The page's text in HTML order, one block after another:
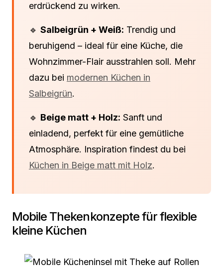
erdrückend zu wirken.
🔹 Salbeigrün + Weiß: Trendig und
beruhigend – ideal für eine Küche, die
Wohnzimmer-Flair ausstrahlen soll. Mehr
dazu bei modernen Küchen in
Salbeigrün.
🔹 Beige matt + Holz: Sanft und
einladend, perfekt für eine gemütliche
Atmosphäre. Inspiration findest du bei
Küchen in Beige matt mit Holz.
Mobile Thekenkonzepte für flexible
kleine Küchen